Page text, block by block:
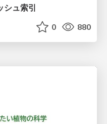
シュ索引
0 880